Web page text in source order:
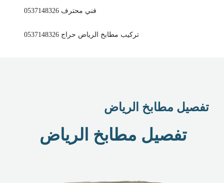
فني محترف 0537148326
تركيب مطابخ الرياض حراج 0537148326
تفصيل مطابخ الرياض
تفصيل مطابخ الرياض